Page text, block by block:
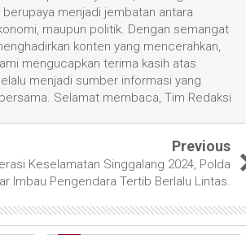
menjadi jembatan antara
maupun politik. Dengan semangat
konten yang mencerahkan,
mengucapkan terima kasih atas
menjadi sumber informasi yang
Selamat membaca, Tim Redaksi
Previous
Keselamatan Singgalang 2024, Polda
Imbau Pengendara Tertib Berlalu Lintas.